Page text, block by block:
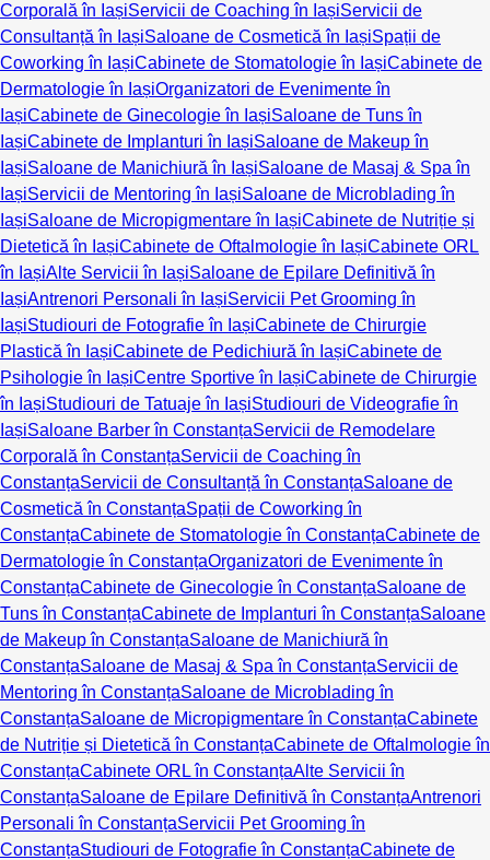
Corporală în IașiServicii de Coaching în IașiServicii de
Consultanță în IașiSaloane de Cosmetică în IașiSpații de
Coworking în IașiCabinete de Stomatologie în IașiCabinete de
Dermatologie în IașiOrganizatori de Evenimente în
IașiCabinete de Ginecologie în IașiSaloane de Tuns în
IașiCabinete de Implanturi în IașiSaloane de Makeup în
IașiSaloane de Manichiură în IașiSaloane de Masaj & Spa în
IașiServicii de Mentoring în IașiSaloane de Microblading în
IașiSaloane de Micropigmentare în IașiCabinete de Nutriție și
Dietetică în IașiCabinete de Oftalmologie în IașiCabinete ORL
în IașiAlte Servicii în IașiSaloane de Epilare Definitivă în
IașiAntrenori Personali în IașiServicii Pet Grooming în
IașiStudiouri de Fotografie în IașiCabinete de Chirurgie
Plastică în IașiCabinete de Pedichiură în IașiCabinete de
Psihologie în IașiCentre Sportive în IașiCabinete de Chirurgie
în IașiStudiouri de Tatuaje în IașiStudiouri de Videografie în
IașiSaloane Barber în ConstanțaServicii de Remodelare
Corporală în ConstanțaServicii de Coaching în
ConstanțaServicii de Consultanță în ConstanțaSaloane de
Cosmetică în ConstanțaSpații de Coworking în
ConstanțaCabinete de Stomatologie în ConstanțaCabinete de
Dermatologie în ConstanțaOrganizatori de Evenimente în
ConstanțaCabinete de Ginecologie în ConstanțaSaloane de
Tuns în ConstanțaCabinete de Implanturi în ConstanțaSaloane
de Makeup în ConstanțaSaloane de Manichiură în
ConstanțaSaloane de Masaj & Spa în ConstanțaServicii de
Mentoring în ConstanțaSaloane de Microblading în
ConstanțaSaloane de Micropigmentare în ConstanțaCabinete
de Nutriție și Dietetică în ConstanțaCabinete de Oftalmologie în
ConstanțaCabinete ORL în ConstanțaAlte Servicii în
ConstanțaSaloane de Epilare Definitivă în ConstanțaAntrenori
Personali în ConstanțaServicii Pet Grooming în
ConstanțaStudiouri de Fotografie în ConstanțaCabinete de